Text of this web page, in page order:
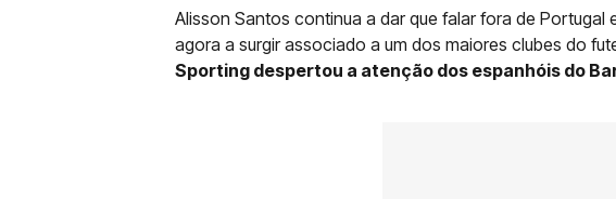
Alisson Santos continua a dar que falar fora de
agora a surgir associado a um dos maiores clubes do
Sporting despertou a atenção dos espanhóis do